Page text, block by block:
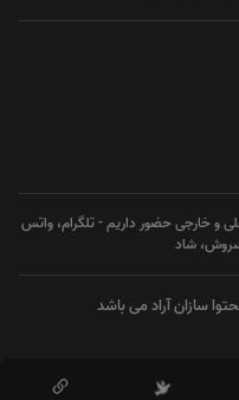
و خارجی حضور داریم - تلگرام، واتس
سروش، شاد
سازان آراد می باشد